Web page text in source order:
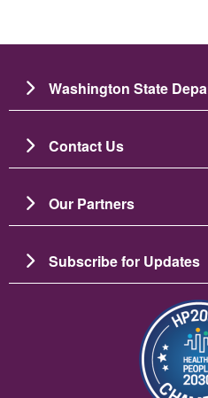
Washington State
Contact Us
Our Partners
Subscribe for Updates
Image